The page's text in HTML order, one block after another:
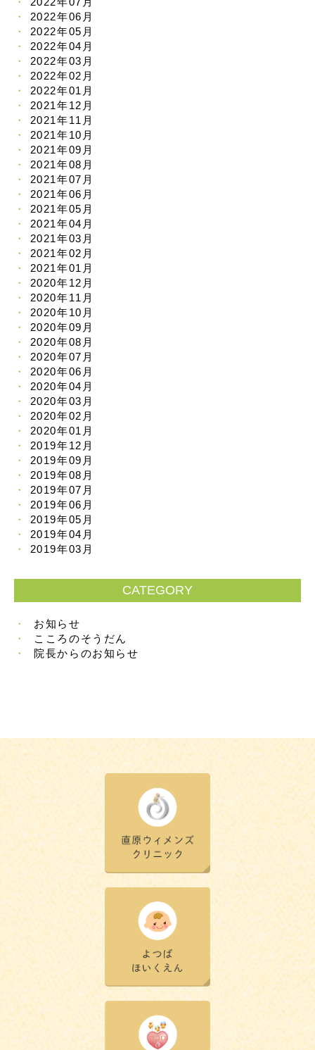
2022年06月
2022年05月
2022年04月
2022年03月
2022年02月
2022年01月
2021年12月
2021年11月
2021年10月
2021年09月
2021年08月
2021年07月
2021年06月
2021年05月
2021年04月
2021年03月
2021年02月
2021年01月
2020年12月
2020年11月
2020年10月
2020年09月
2020年08月
2020年07月
2020年06月
2020年04月
2020年03月
2020年02月
2020年01月
2019年12月
2019年09月
2019年08月
2019年07月
2019年06月
2019年05月
2019年04月
2019年03月
CATEGORY
お知らせ
こころのそうだん
院長からのお知らせ